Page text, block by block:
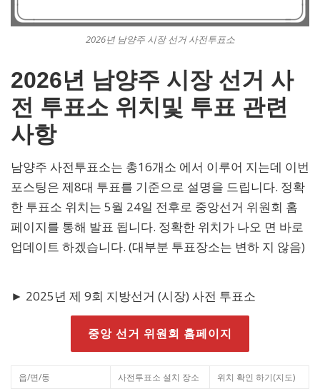
2026년 남양주 시장 선거 사전투표소
2026년 남양주 시장 선거 사
전 투표소 위치및 투표 관련
사항
남양주 사전투표소는 총16개소 에서 이루어 지는데 이번
포스팅은 제8대 투표를 기준으로 설명을 드립니다. 정확
한 투표소 위치는 5월 24일 전후로 중앙선거 위원회 홈
페이지를 통해 발표 됩니다. 정확한 위치가 나오 면 바로
업데이트 하겠습니다. (대부분 투표장소는 변하 지 않음)
► 2025년 제 9회 지방선거 (시장) 사전 투표소
중앙 선거 위원회 홈페이지
읍/면/동 사전투표소 설치 장소 위치 확인 하기(지도)